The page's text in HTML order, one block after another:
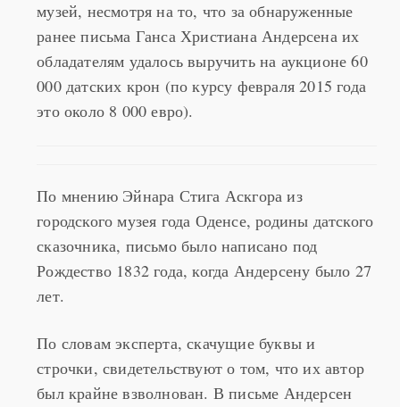
Войт. Они передали реликвию в местный
музей, несмотря на то, что за обнаруженные
ранее письма Ганса Христиана Андерсена их
обладателям удалось выручить на аукционе 60
000 датских крон (по курсу февраля 2015 года
По мнению Эйнара Стига Аскгора из
городского музея года Оденсе, родины датского
сказочника, письмо было написано под
Рождество 1832 года, когда Андерсену было 27
По словам эксперта, скачущие буквы и
строчки, свидетельствуют о том, что их автор